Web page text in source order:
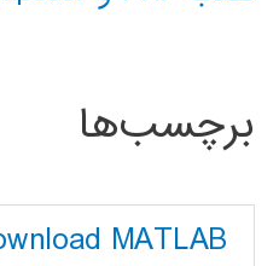
برچسب‌ها
MATLAB